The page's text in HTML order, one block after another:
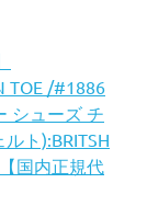
TOE /#1886
シューズ チ
ト):BRITSH
国内正規代